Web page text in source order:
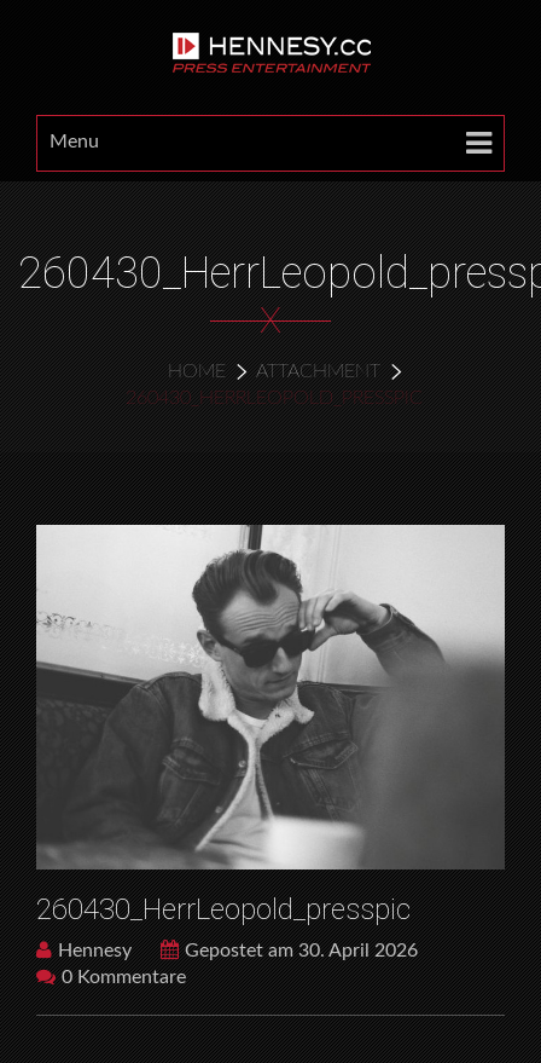
Menu
X
HOME
ATTACHMENT
260430_HERRLEOPOLD_PRESSPIC
260430_HerrLeopold_presspic
Hennesy
Gepostet am 30. April 2026
0 Kommentare